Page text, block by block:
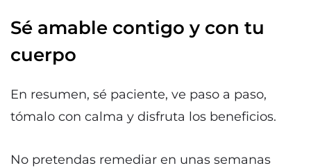
Sé amable contigo y con tu
cuerpo
En resumen, sé paciente, ve paso a paso,
tómalo con calma y disfruta los beneficios.
No pretendas remediar en unas semanas